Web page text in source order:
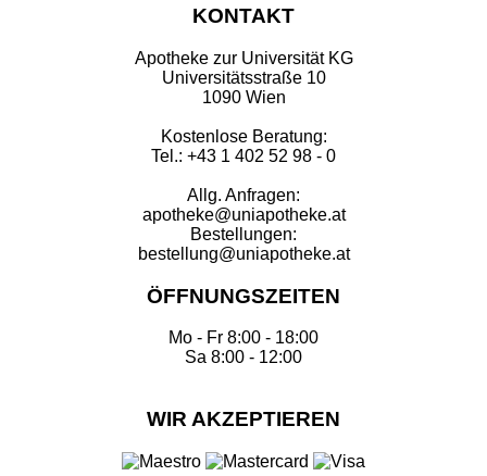
KONTAKT
Apotheke zur Universität KG
Universitätsstraße 10
1090 Wien
Kostenlose Beratung:
Tel.: +43 1 402 52 98 - 0
Allg. Anfragen:
apotheke@uniapotheke.at
Bestellungen:
bestellung@uniapotheke.at
ÖFFNUNGSZEITEN
Mo - Fr 8:00 - 18:00
Sa 8:00 - 12:00
WIR AKZEPTIEREN